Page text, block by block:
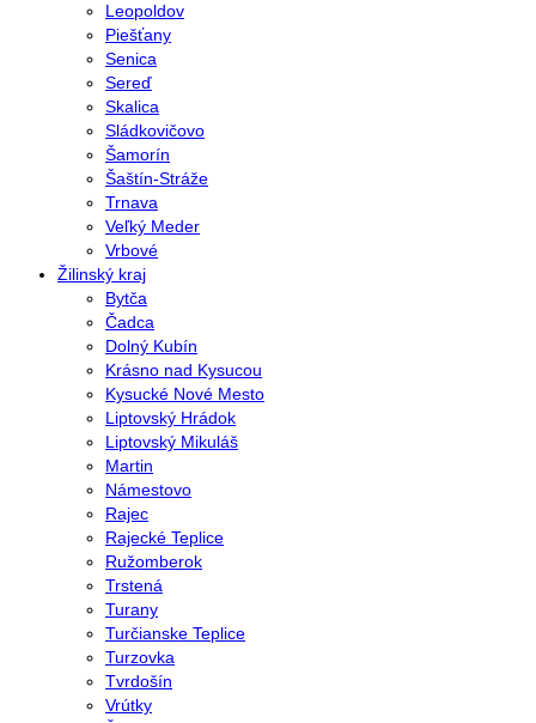
Leopoldov
Piešťany
Senica
Sereď
Skalica
Sládkovičovo
Šamorín
Šaštín-Stráže
Trnava
Veľký Meder
Vrbové
Žilinský kraj
Bytča
Čadca
Dolný Kubín
Krásno nad Kysucou
Kysucké Nové Mesto
Liptovský Hrádok
Liptovský Mikuláš
Martin
Námestovo
Rajec
Rajecké Teplice
Ružomberok
Trstená
Turany
Turčianske Teplice
Turzovka
Tvrdošín
Vrútky